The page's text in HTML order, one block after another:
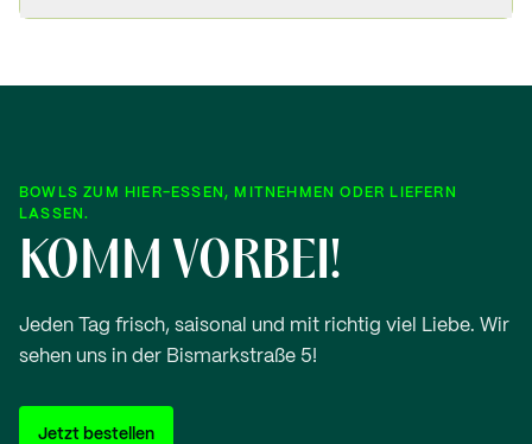
BOWLS ZUM HIER-ESSEN, MITNEHMEN ODER LIEFERN
LASSEN.
KOMM VORBEI!
Jeden Tag frisch, saisonal und mit richtig viel Liebe. Wir
sehen uns in der Bismarkstraße 5!
Jetzt bestellen